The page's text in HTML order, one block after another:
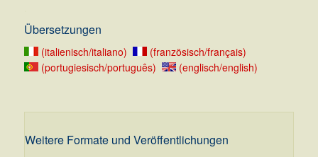
Übersetzungen
(italienisch/italiano)
(französisch/français)
(portugiesisch/português)
(englisch/english)
Weitere Formate und Veröffentlichungen